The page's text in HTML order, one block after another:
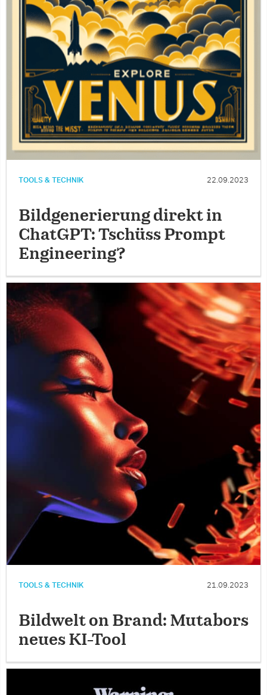
TOOLS & TECHNIK 22.09.2023
Bildgenerierung direkt in
ChatGPT: Tschüss Prompt
Engineering?
TOOLS & TECHNIK 21.09.2023
Bildwelt on Brand: Mutabors
neues KI-Tool